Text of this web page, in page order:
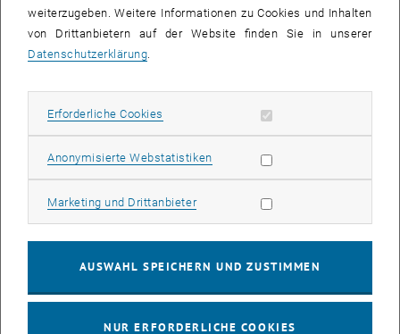
Anmeldung ist bereits online möglich.
—>https://www.TUForMath.at/schule, öffnet eine externe URL in
Im kommenden Sommersemester bietet TUForMath wieder zwölf
8:15 Uhr und um 10:45 Uhr (4.-13. Schulstufe)
– 14:30 Uhr (ab der 8. Schulstufe)
diesen beiden Ausstellungen statt :
Um besonders auchMädchen und junge Frauenfür Mathematik und
MINT Fächer zu begeistern, haben wir für Schülerinnen unabhängig
weiterzugeben. Weitere Informationen zu Cookies und Inhalten
von Drittanbietern auf der Website finden Sie in unserer
Datenschutzerklärung.
Erforderliche Cookies Erforderliche Cookies zulassen
Anonymisierte WebstatistikenStatistik Cookies zulassen
Marketing und DrittanbieterMarketing Cookies zulassen
AUSWAHL SPEICHERN UND ZUSTIMMEN
NUR ERFORDERLICHE COOKIES